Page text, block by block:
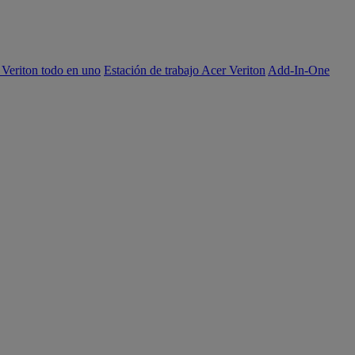
todo en uno Estación de trabajo Acer Veriton Add-In-One